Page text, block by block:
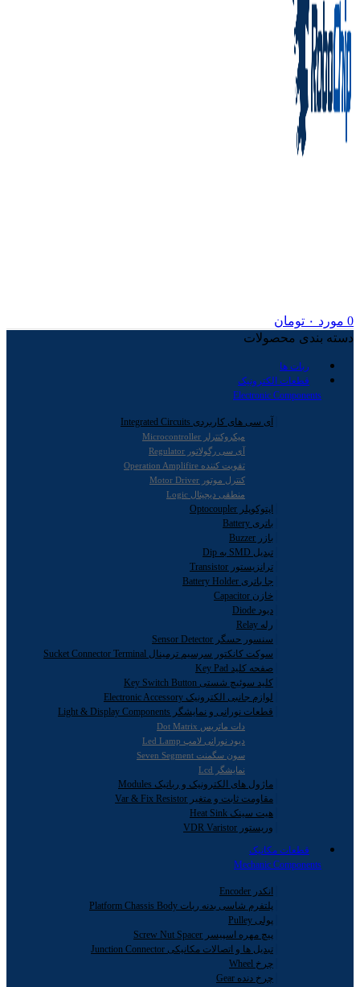
0 مورد ۰ تومان
دسته بندی محصولات
ربات ها
قطعات الکترونیک
Electronic Components
آی سی های کاربردی Integrated Circuits
میکروکنترلر Microcontroller
آی سی رگولاتور Regulator
تقویت کننده Operation Amplifire
کنترل موتور Motor Driver
منطقی دیجیتال Logic
اپتوکوپلر Optocoupler
باتری Battery
بازر Buzzer
تبدیل SMD به Dip
ترانزیستور Transistor
جا باتری Battery Holder
خازن Capacitor
دیود Diode
رله Relay
سنسور حسگر Sensor Detector
سوکت کانکتور سرسیم ترمینال Sucket Connector Terminal
صفحه کلید Key Pad
کلید سوئیچ شستی Key Switch Button
لوازم جانبی الکترونیک Electronic Accessory
قطعات نورانی و نمایشگر Light & Display Components
دات ماتریس Dot Matrix
دیود نورانی لامپ Led Lamp
سون سگمنت Seven Segment
نمایشگر Lcd
ماژول های الکترونیک و رباتیک Modules
مقاومت ثابت و متغیر Var & Fix Resistor
هیت سینک Heat Sink
وریستور VDR Varistor
قطعات مکانیک
Mechanic Components
انکدر Encoder
پلتفرم شاسی بدنه ربات Platform Chassis Body
پولی Pulley
پیچ مهره اسپیسر Screw Nut Spacer
تبدیل ها و اتصالات مکانیکی Junction Connector
چرخ Wheel
چرخ دنده Gear